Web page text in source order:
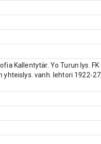
Kallentytär. Yo Turun lys. FK
vanh. lehtori 1922-